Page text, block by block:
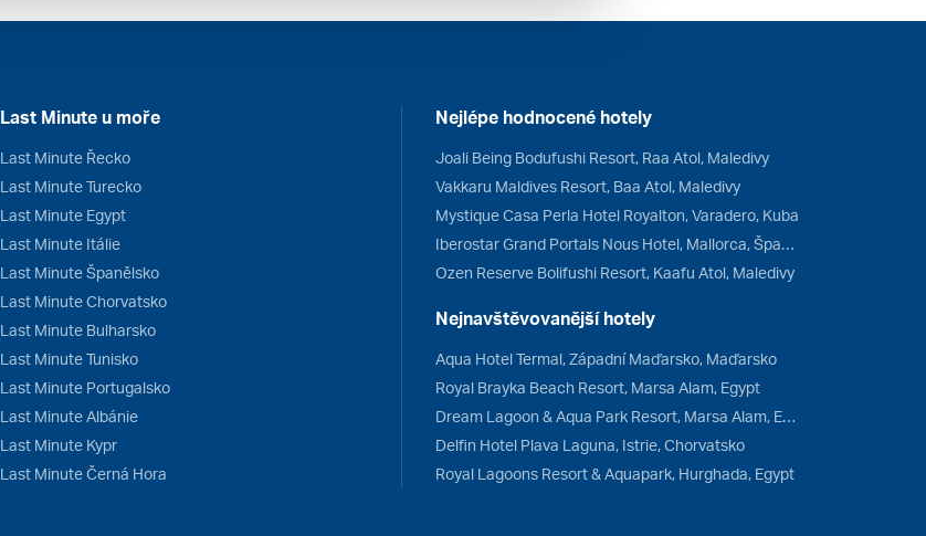
Last Minute u moře
Last Minute Řecko
Last Minute Turecko
Last Minute Egypt
Last Minute Itálie
Last Minute Španělsko
Last Minute Chorvatsko
Last Minute Bulharsko
Last Minute Tunisko
Last Minute Portugalsko
Last Minute Albánie
Last Minute Kypr
Last Minute Černá Hora
Nejlépe hodnocené hotely
Joali Being Bodufushi Resort, Raa Atol, Maledivy
Vakkaru Maldives Resort, Baa Atol, Maledivy
Mystique Casa Perla Hotel Royalton, Varadero, Kuba
Iberostar Grand Portals Nous Hotel, Mallorca, Španělsko
Ozen Reserve Bolifushi Resort, Kaafu Atol, Maledivy
Nejnavštěvovanější hotely
Aqua Hotel Termal, Západní Maďarsko, Maďarsko
Royal Brayka Beach Resort, Marsa Alam, Egypt
Dream Lagoon & Aqua Park Resort, Marsa Alam, Egypt
Delfin Hotel Plava Laguna, Istrie, Chorvatsko
Royal Lagoons Resort & Aquapark, Hurghada, Egypt